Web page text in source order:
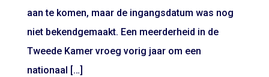
aan te komen, maar de ingangsdatum was nog
niet bekendgemaakt. Een meerderheid in de
Tweede Kamer vroeg vorig jaar om een
nationaal […]